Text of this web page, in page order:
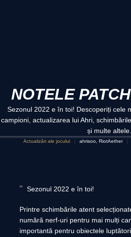
NOTELE
Sezonul 2022 e în toi! Descoperiți cele
campioni, actualizarea lui Ahri,
și multe altele.
Actualizări ale jocului ahrisoo, RiotAether
Sezonul 2022 e în toi!
Printre schimbările atent
numără nerf-uri pentru mai mulți
importantă pentru obiectele